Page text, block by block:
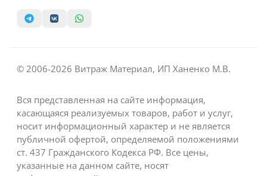
© 2006-2026 Витраж Материал, ИП Ханенко М.В.
Вся представленная на сайте информация,
касающаяся реализуемых товаров, работ и услуг,
носит информационный характер и не является
публичной офертой, определяемой положениями
ст. 437 Гражданского Кодекса РФ. Все цены,
указанные на данном сайте, носят